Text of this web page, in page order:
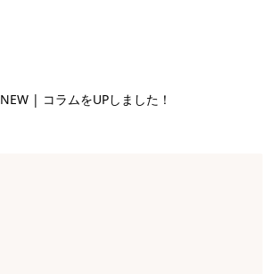
NEW | コラムをUPしました！